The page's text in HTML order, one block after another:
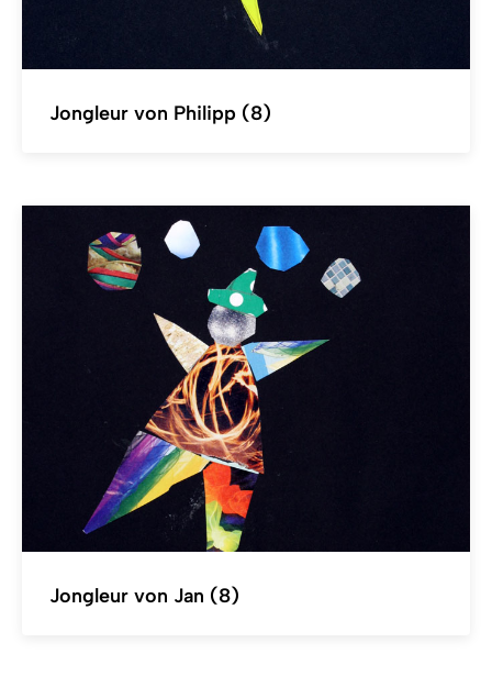
Jongleur von Philipp (8)
Jongleur von Jan (8)